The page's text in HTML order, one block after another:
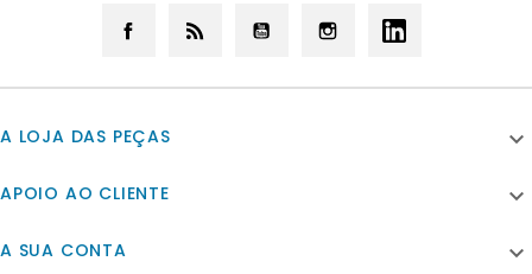
Facebook YouTube Instagram
A LOJA DAS PEÇAS 
APOIO AO CLIENTE 
A SUA CONTA 